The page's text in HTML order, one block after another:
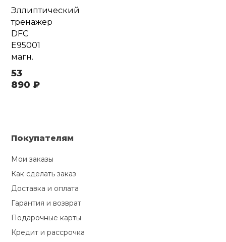
Эллиптический
тренажер
DFC
E95001
магн.
53
890 ₽
Покупателям
Мои заказы
Как сделать заказ
Доставка и оплата
Гарантия и возврат
Подарочные карты
Кредит и рассрочка